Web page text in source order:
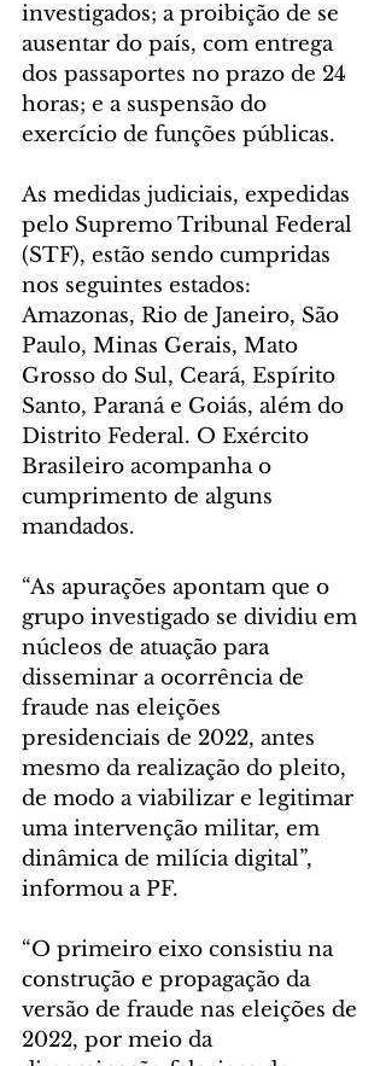
investigados; a proibição de se
ausentar do país, com entrega
dos passaportes no prazo de 24
horas; e a suspensão do
exercício de funções públicas.
As medidas judiciais, expedidas
pelo Supremo Tribunal Federal
(STF), estão sendo cumpridas
nos seguintes estados:
Amazonas, Rio de Janeiro, São
Paulo, Minas Gerais, Mato
Grosso do Sul, Ceará, Espírito
Santo, Paraná e Goiás, além do
Distrito Federal. O Exército
Brasileiro acompanha o
cumprimento de alguns
mandados.
“As apurações apontam que o
grupo investigado se dividiu em
núcleos de atuação para
disseminar a ocorrência de
fraude nas eleições
presidenciais de 2022, antes
mesmo da realização do pleito,
de modo a viabilizar e legitimar
uma intervenção militar, em
dinâmica de milícia digital”,
informou a PF.
“O primeiro eixo consistiu na
construção e propagação da
versão de fraude nas eleições de
2022, por meio da